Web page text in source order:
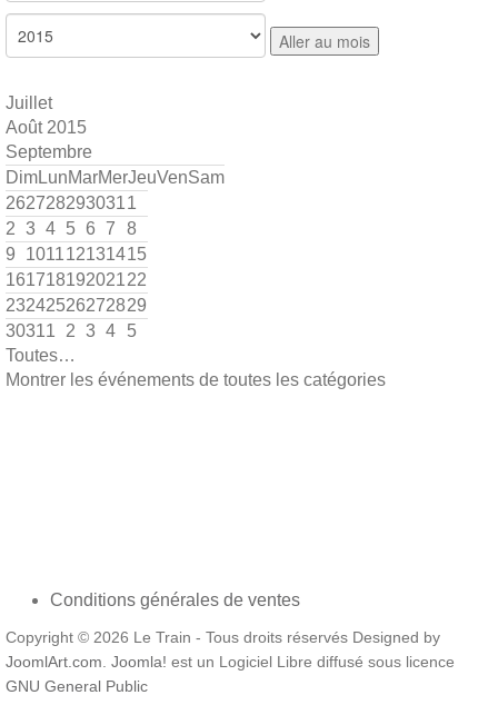
Aller au mois
Juillet
Août 2015
Septembre
DimLunMarMerJeuVenSam
2627282930311
2 3 4 5 6 7
8
9
101112131415
16171819202122
23242526272829
30311 2 3 4
5
Toutes…
Montrer les événements de toutes les catégories
Conditions générales de ventes
Copyright © 2026 Le Train - Tous droits réservés Designed by
JoomlArt.com. Joomla! est un Logiciel Libre diffusé sous licence
GNU General Public